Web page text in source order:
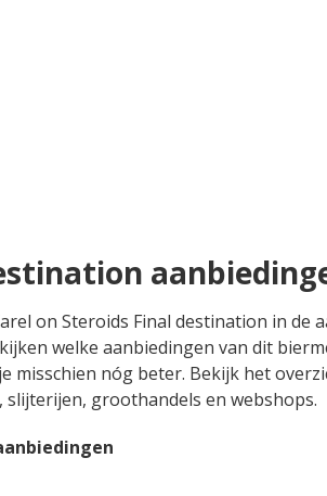
on Steroids Final destination in de
welke aanbiedingen van dit
misschien nóg beter. Bekijk het
groothandels en webshops.